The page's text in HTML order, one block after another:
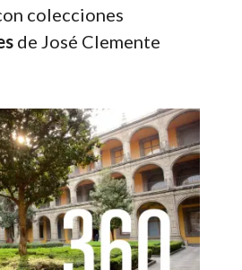
colecciones
de José Clemente